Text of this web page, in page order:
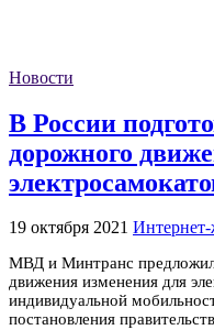
Новости
В России
дорожного
19 октября 2021
МВД и Минтранс
движения изменения для
индивидуальной
постановления